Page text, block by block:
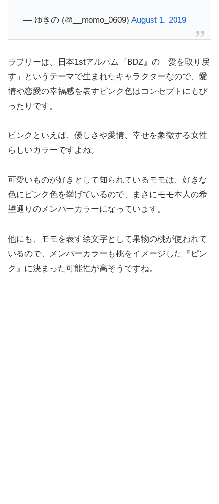
— ゆきの (@__momo_0609) August 1, 2019
ラブリーは、日本1stアルバム『BDZ』の「愛を取り戻
す」というテーマで生まれたキャラクターなので、愛
情や恋愛の幸福感を表すピンク色はコンセプトにもぴ
ったりです。
ピンクといえば、優しさや愛情、幸せを象徴する女性
らしいカラーですよね。
可愛いものが好きとして知られているモモは、好きな
色にピンク色を挙げているので、まさにモモ本人の希
望通りのメンバーカラーになっています。
他にも、モモを表す絵文字として果物の桃が使われて
いるので、メンバーカラーも桃をイメージした『ピン
ク』に決まった可能性が高そうですね。